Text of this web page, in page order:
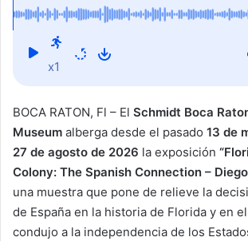
Colonia”, un recorrido por la influencia española
historia de Estados Unidos
x1
BOCA RATON, Fl – El Schmidt Boca
Museum alberga desde el pasado 13 de
27 de agosto de 2026 la exposición
Colony: The Spanish Connection –
una muestra que pone de relieve la
de España en la historia de Florida y en
condujo a la independencia de los